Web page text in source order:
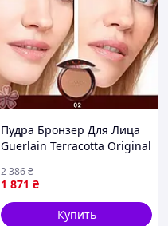
Пудра Бронзер Для Лица
Guerlain Terracotta Original
1 871 ₴
2 386₴
Купить